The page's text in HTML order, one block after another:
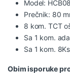
Model:
Prečnik: 80
8 kom. TCT
Sa 1 kom.
Sa 1 kom.
Obim isporuke